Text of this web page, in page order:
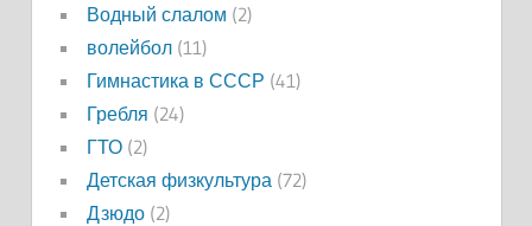
Водный слалом (2)
волейбол(11)
Гимнастика в СССР (41)
Гребля (24)
ГТО(2)
Детская физкультура (72)
Дзюдо(2)